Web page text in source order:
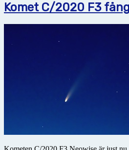
Komet C/2020 F3